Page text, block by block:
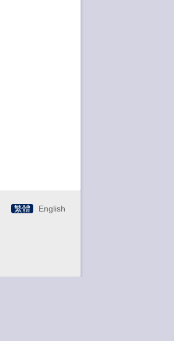
繁體 English